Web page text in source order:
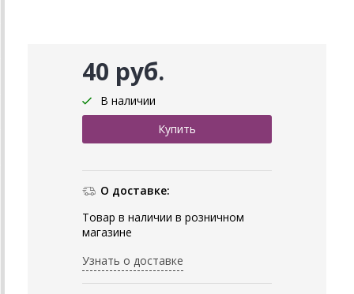
40 руб.
В наличии
О доставке:
Товар в наличии в розничном
магазине
Узнать о доставке